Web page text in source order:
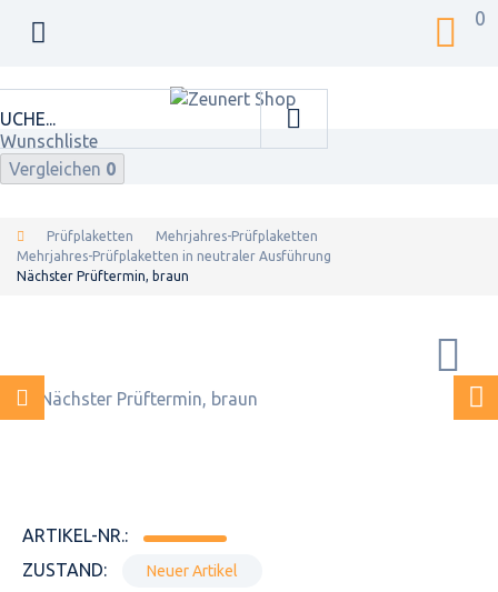
0
Wunschliste
Vergleichen 0
Prüfplaketten
Mehrjahres-Prüfplaketten
Mehrjahres-Prüfplaketten in neutraler Ausführung
Nächster Prüftermin, braun
ARTIKEL-NR.:
ZUSTAND:
Neuer Artikel